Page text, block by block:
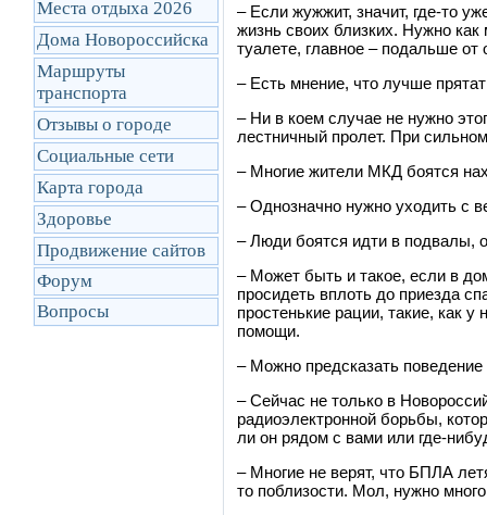
Места отдыха 2026
Дома Новороссийска
Маршруты
транcпорта
Отзывы о городе
Социальные сети
Карта города
Здоровье
Продвижение сайтов
Форум
Вопросы
– Если жужжит, значит, где-то
жизнь своих близких. Нужно
туалете, главное – подальше
– Есть мнение, что лучше
– Ни в коем случае не нужно
лестничный пролет. При
– Многие жители МКД боятся
– Однозначно нужно уходить с
– Люди боятся идти в подвалы,
– Может быть и такое, если в
просидеть вплоть до приезда
простенькие рации, такие, как
помощи.
– Можно предсказать
– Сейчас не только в
радиоэлектронной борьбы,
ли он рядом с вами или где-
– Многие не верят, что БПЛА
то поблизости. Мол, нужно